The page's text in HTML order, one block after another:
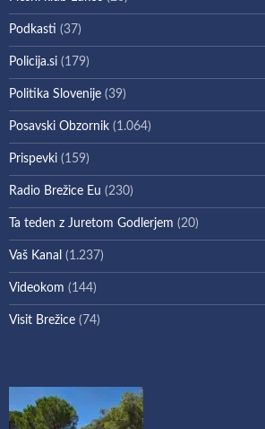
Podkasti (37)
Policija.si (179)
Politika Slovenije (39)
Posavski Obzornik (1.064)
Prispevki (159)
Radio Brežice Eu (230)
Ta teden z Juretom Godlerjem (20)
Vaš Kanal (1.237)
Videokom (144)
Visit Brežice (74)